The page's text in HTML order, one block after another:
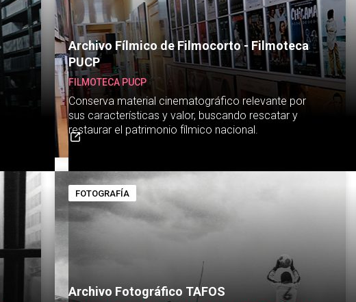
Archivo Fílmico de Filmocorto - Filmoteca
PUCP
FILMOTECA PUCP
Conserva material cinematográfico relevante por
sus características y valor, buscando rescatar y
restaurar el patrimonio fílmico nacional.
Archivo Fotográfico TAFOS
FOTOGRAFÍA